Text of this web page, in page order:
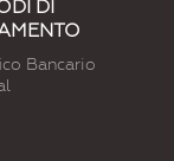
DI
Bancario